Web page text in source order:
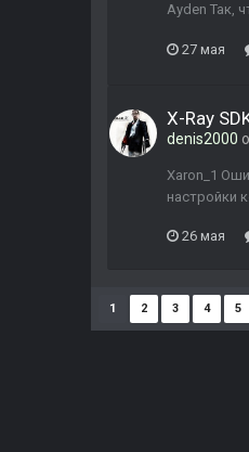
Ayden Так,
27 мая
X-Ray
denis2000
Xaron_1
настройки
26 мая
1 2 3 4 5